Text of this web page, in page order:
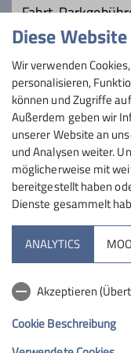
Fahrt,
Maximale
16
Sektion
Hochrieshütte
Diese
Wir verwenden
personalisieren,
können und Zugriffe
Außerdem geben wir
unserer Website an
und Analysen weiter.
möglicherweise mit
bereitgestellt haben
Dienste gesammelt
ANALYTICS
Akzeptieren
Cookie Beschreibung